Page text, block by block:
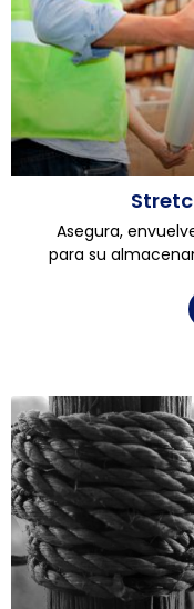
Asegura,
para su